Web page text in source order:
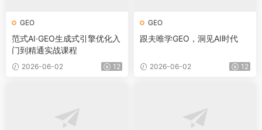
GEO
范式AI·GEO生成式引擎优化入
门到精通实战课程
2026-06-02 12
GEO
跟夫唯学GEO，洞见AI时代
2026-06-02 12